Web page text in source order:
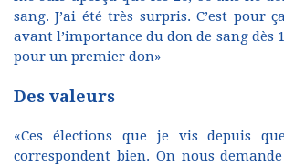
sang. J’ai été très surpris. C’est pour
avant l’importance du don de sang dès
pour un premier don»
Des valeurs
«Ces élections que je vis depuis
correspondent bien. On nous